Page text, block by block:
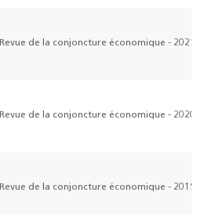
Revue de la conjoncture économique - 2021
Revue de la conjoncture économique - 2020
Revue de la conjoncture économique - 2019